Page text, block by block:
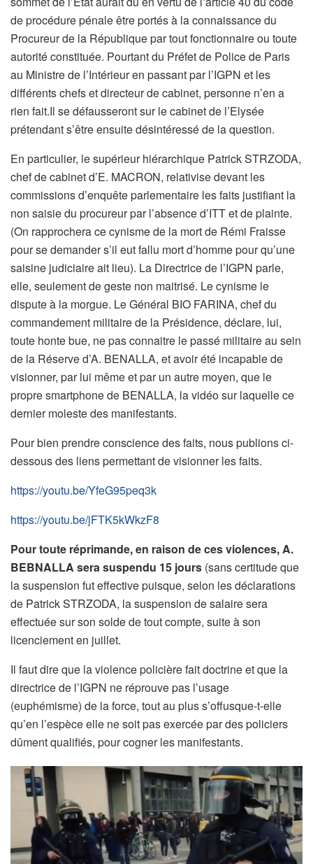
de procédure pénale être portés à la connaissance du
Procureur de la République par tout fonctionnaire ou toute
autorité constituée. Pourtant du Préfet de Police de Paris
au Ministre de l’Intérieur en passant par l’IGPN et les
différents chefs et directeur de cabinet, personne n’en a
rien fait.Il se défausseront sur le cabinet de l’Elysée
prétendant s’être ensuite désintéressé de la question.
En particulier, le supérieur hiérarchique Patrick STRZODA,
chef de cabinet d’E. MACRON, relativise devant les
commissions d’enquête parlementaire les faits justifiant la
non saisie du procureur par l’absence d’ITT et de plainte.
(On rapprochera ce cynisme de la mort de Rémi Fraisse
pour se demander s’il eut fallu mort d’homme pour qu’une
saisine judiciaire ait lieu). La Directrice de l’IGPN parle,
elle, seulement de geste non maitrisé. Le cynisme le
dispute à la morgue. Le Général BIO FARINA, chef du
commandement militaire de la Présidence, déclare, lui,
toute honte bue, ne pas connaitre le passé militaire au sein
de la Réserve d’A. BENALLA, et avoir été incapable de
visionner, par lui même et par un autre moyen, que le
propre smartphone de BENALLA, la vidéo sur laquelle ce
dernier moleste des manifestants.
Pour bien prendre conscience des faits, nous publions ci-
dessous des liens permettant de visionner les faits.
https://youtu.be/YfeG95peq3k
https://youtu.be/jFTK5kWkzF8
Pour toute réprimande, en raison de ces violences, A.
BEBNALLA sera suspendu 15 jours (sans certitude que
la suspension fut effective puisque, selon les déclarations
de Patrick STRZODA, la suspension de salaire sera
effectuée sur son solde de tout compte, suite à son
licenciement en juillet.
Il faut dire que la violence policière fait doctrine et que la
directrice de l’IGPN ne réprouve pas l’usage
(euphémisme) de la force, tout au plus s’offusque-t-elle
qu’en l’espèce elle ne soit pas exercée par des policiers
dûment qualifiés, pour cogner les manifestants.